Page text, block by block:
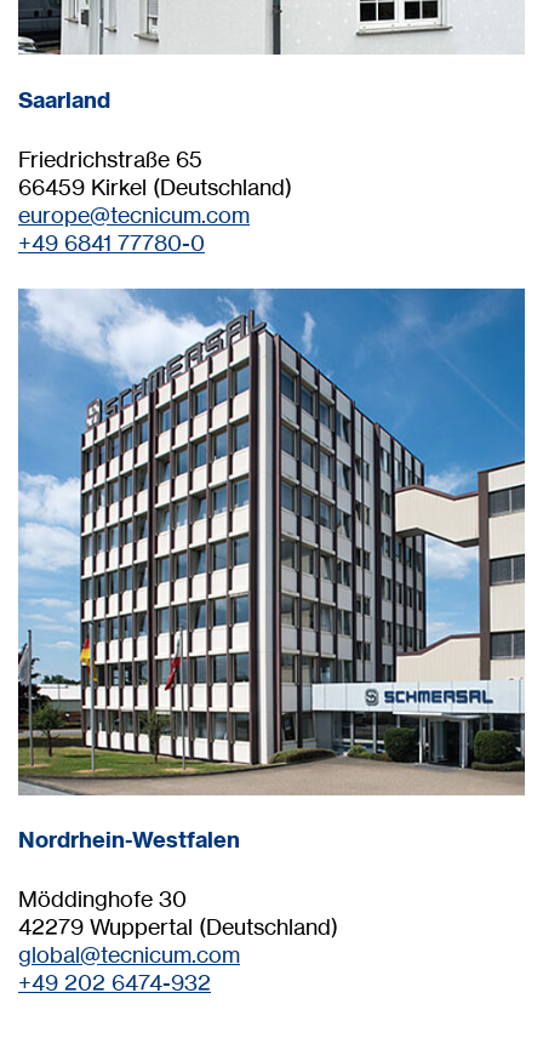
Saarland
Friedrichstraße 65
66459 Kirkel (Deutschland)
europe@tecnicum.com
+49 6841 77780-0
Nordrhein-Westfalen
Möddinghofe 30
42279 Wuppertal (Deutschland)
global@tecnicum.com
+49 202 6474-932